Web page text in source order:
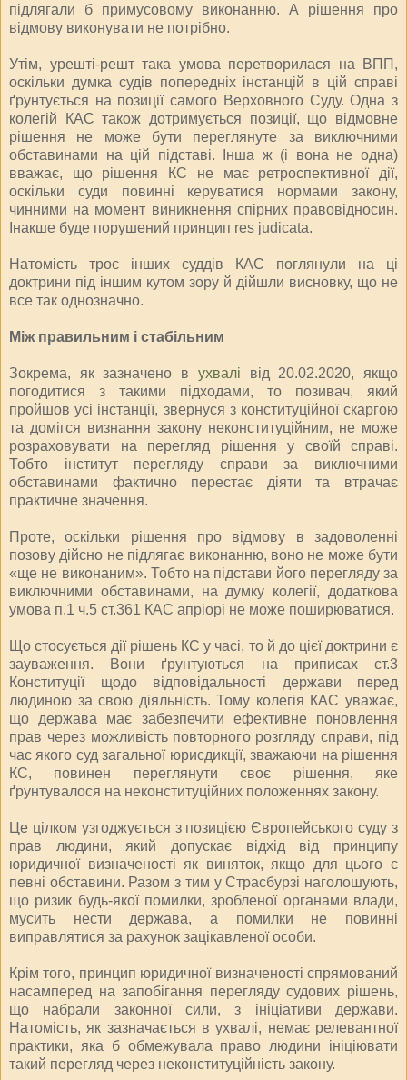
підлягали б примусовому виконанню. А рішення про
відмову виконувати не потрібно.
Утім, урешті-решт така умова перетворилася на ВПП,
оскільки думка судів попередніх інстанцій в цій справі
ґрунтується на позиції самого Верховного Суду. Одна з
колегій КАС також дотримується позиції, що відмовне
рішення не може бути переглянуте за виключними
обставинами на цій підставі. Інша ж (і вона не одна)
вважає, що рішення КС не має ретроспективної дії,
оскільки суди повинні керуватися нормами закону,
чинними на момент виникнення спірних правовідносин.
Інакше буде порушений принцип res judicata.
Натомість троє інших суддів КАС поглянули на ці
доктрини під іншим кутом зору й дійшли висновку, що не
все так однозначно.
Між правильним і стабільним
Зокрема, як зазначено в ухвалі від 20.02.2020, якщо
погодитися з такими підходами, то позивач, який
пройшов усі інстанції, звернуся з конституційної скаргою
та домігся визнання закону неконституційним, не може
розраховувати на перегляд рішення у своїй справі.
Тобто інститут перегляду справи за виключними
обставинами фактично перестає діяти та втрачає
практичне значення.
Проте, оскільки рішення про відмову в задоволенні
позову дійсно не підлягає виконанню, воно не може бути
«ще не виконаним». Тобто на підстави його перегляду за
виключними обставинами, на думку колегії, додаткова
умова п.1 ч.5 ст.361 КАС апріорі не може поширюватися.
Що стосується дії рішень КС у часі, то й до цієї доктрини є
зауваження. Вони ґрунтуються на приписах ст.3
Конституції щодо відповідальності держави перед
людиною за свою діяльність. Тому колегія КАС уважає,
що держава має забезпечити ефективне поновлення
прав через можливість повторного розгляду справи, під
час якого суд загальної юрисдикції, зважаючи на рішення
КС, повинен переглянути своє рішення, яке
ґрунтувалося на неконституційних положеннях закону.
Це цілком узгоджується з позицією Європейського суду з
прав людини, який допускає відхід від принципу
юридичної визначеності як виняток, якщо для цього є
певні обставини. Разом з тим у Страсбурзі наголошують,
що ризик будь-якої помилки, зробленої органами влади,
мусить нести держава, а помилки не повинні
виправлятися за рахунок зацікавленої особи.
Крім того, принцип юридичної визначеності спрямований
насамперед на запобігання перегляду судових рішень,
що набрали законної сили, з ініціативи держави.
Натомість, як зазначається в ухвалі, немає релевантної
практики, яка б обмежувала право людини ініціювати
такий перегляд через неконституційність закону.